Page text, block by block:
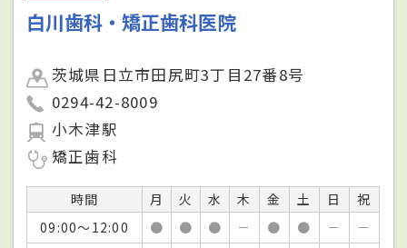
白川歯科・矯正歯科医院
茨城県日立市田尻町3丁目27番8号
0294-42-8009
小木津駅
矯正歯科
時間 月 火 水 木 金 土 日
祝
09:00～12:00
● ● ● － ● ● －
－